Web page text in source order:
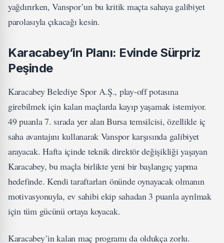
yağdırırken, Vanspor’un bu kritik maçta sahaya galibiyet
parolasıyla çıkacağı kesin.
Karacabey’in Planı: Evinde Sürpriz
Peşinde
Karacabey Belediye Spor A.Ş., play-off potasına
girebilmek için kalan maçlarda kayıp yaşamak istemiyor.
49 puanla 7. sırada yer alan Bursa temsilcisi, özellikle iç
saha avantajını kullanarak Vanspor karşısında galibiyet
arayacak. Hafta içinde teknik direktör değişikliği yaşayan
Karacabey, bu maçla birlikte yeni bir başlangıç yapma
hedefinde. Kendi taraftarları önünde oynayacak olmanın
motivasyonuyla, ev sahibi ekip sahadan 3 puanla ayrılmak
için tüm gücünü ortaya koyacak.
Karacabey’in kalan maç programı da oldukça zorlu.